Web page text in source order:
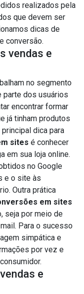
realizados pela
que devem ser
dicas de
conversão.
vendas e
no segmento
parte dos usuários
encontrar formar
já tinham produtos
dica para
sites é conhecer
em sua loja online.
no Google
e o site às
Outra prática
em sites
seja por meio de
Para o sucesso
simpática e
por vez e
e